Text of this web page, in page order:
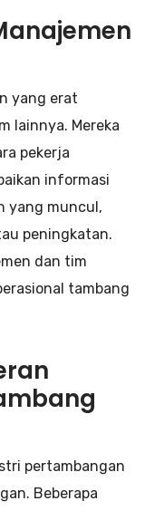
yang erat
lainnya. Mereka
pekerja
informasi
yang muncul,
peningkatan.
dan tim
tambang
pertambangan
Beberapa